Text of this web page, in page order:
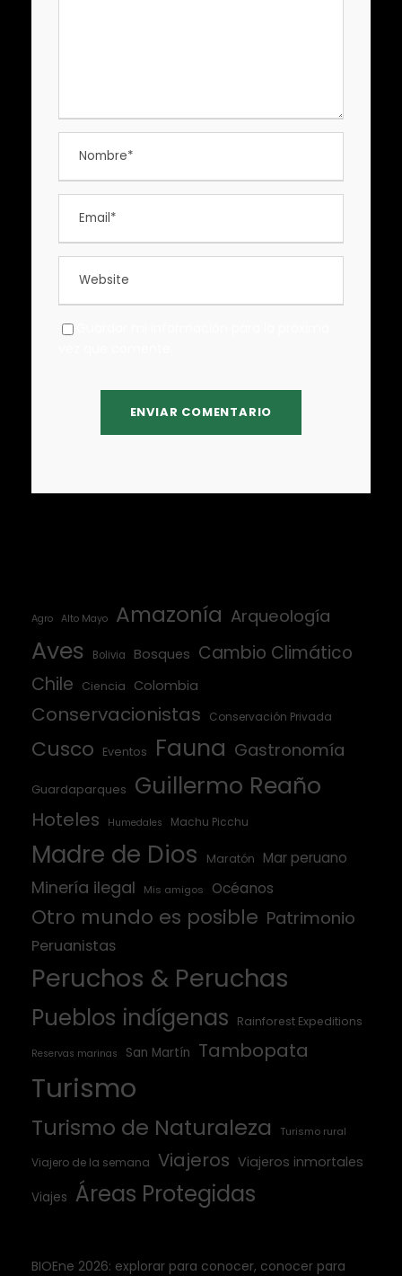
Agro Alto Mayo Amazonía Arqueología
Aves Bolivia Bosques Cambio Climático
Chile
Ciencia Colombia
Conservacionistas Conservación Privada
Cusco Eventos Fauna Gastronomía
Guardaparques Guillermo Reaño
Hoteles Humedales Machu Picchu
Madre de Dios Maratón Mar peruano
Minería ilegal Mis amigos Océanos
Otro mundo es posible Patrimonio
Peruanistas
Peruchos & Peruchas
Pueblos indígenas Rainforest Expeditions
Reservas marinas San Martín Tambopata
Turismo
Turismo de Naturaleza Turismo rural
Viajero de la semana Viajeros Viajeros inmortales
Viajes Áreas Protegidas
BIOEne 2026: explorar para conocer, conocer para